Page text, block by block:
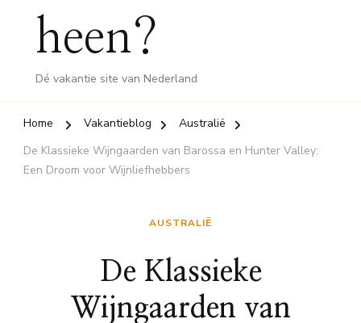
heen?
Dé vakantie site van Nederland
Home Vakantieblog
Australië
De Klassieke Wijngaarden van Barossa en Hunter Valley:
Een Droom voor Wijnliefhebbers
AUSTRALIË
De Klassieke
Wijngaarden van